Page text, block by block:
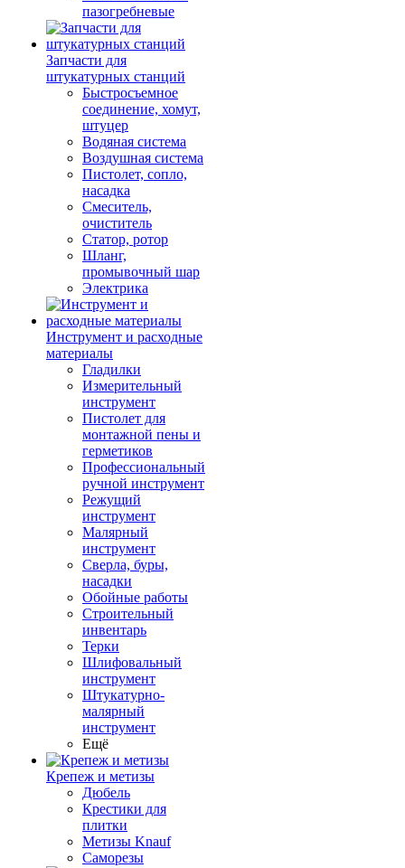
пазогребневые
Запчасти для
штукатурных станций
Быстросъемное
соединение, хомут,
штуцер
Водяная система
Воздушная система
Пистолет, сопло,
насадка
Смеситель,
очиститель
Статор, ротор
Шланг,
промывочный шар
Электрика
Инструмент и расходные
материалы
Гладилки
Измерительный
инструмент
Пистолет для
монтажной пены и
герметиков
Профессиональный
ручной инструмент
Режущий
инструмент
Малярный
инструмент
Сверла, буры,
насадки
Обойные работы
Строительный
инвентарь
Терки
Шлифовальный
инструмент
Штукатурно-
малярный
инструмент
Ещё
Крепеж и метизы
Дюбель
Крестики для
плитки
Метизы Knauf
Саморезы